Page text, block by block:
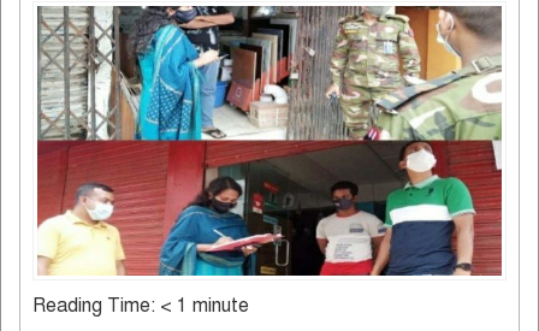
Reading Time: < 1 minute